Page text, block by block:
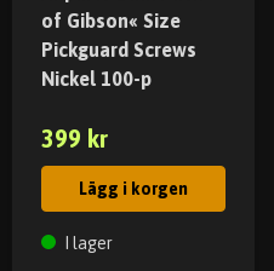
of Gibson« Size
Pickguard Screws
Nickel 100-p
399 kr
Lägg i korgen
I lager